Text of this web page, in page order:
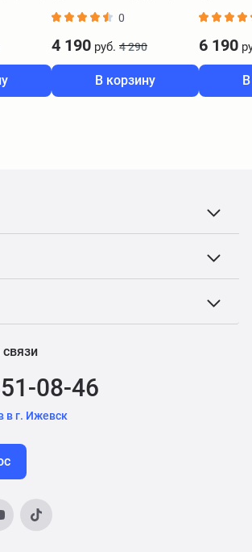
0
4 190 руб. 4 290
В корзину
6 190
08-46
в г. Ижевск